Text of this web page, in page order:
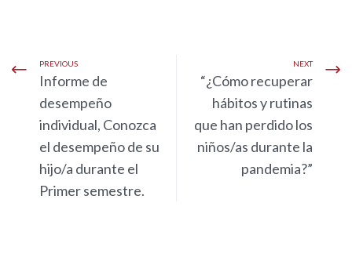
PREVIOUS
Informe de
desempeño
individual, Conozca
el desempeño de su
hijo/a durante el
Primer semestre.
NEXT
“¿Cómo recuperar
hábitos y rutinas
que han perdido los
niños/as durante la
pandemia?”